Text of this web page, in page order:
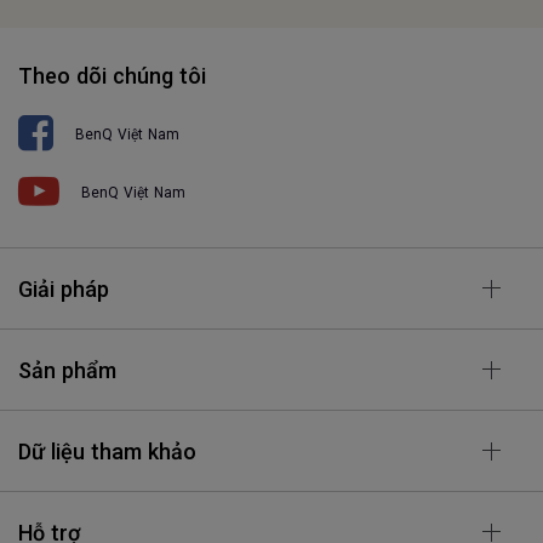
Theo dõi chúng tôi
BenQ Việt Nam
BenQ Việt Nam
Giải pháp
Sản phẩm
Dữ liệu tham khảo
Hỗ trợ